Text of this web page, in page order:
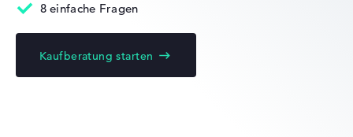
Lenovo Yoga
8 einfache Fragen
Kaufberatung starten